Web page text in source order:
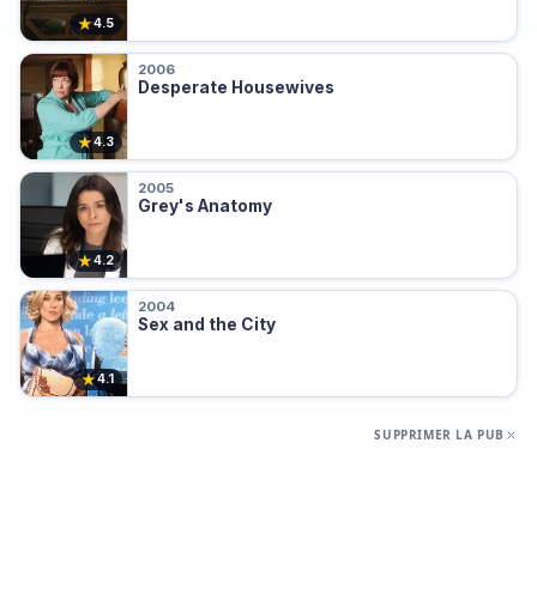
★4.5
★4.3
2006
Desperate Housewives
★4.2
2005
Grey's Anatomy
★4.1
2004
Sex and the City
SUPPRIMER LA PUB